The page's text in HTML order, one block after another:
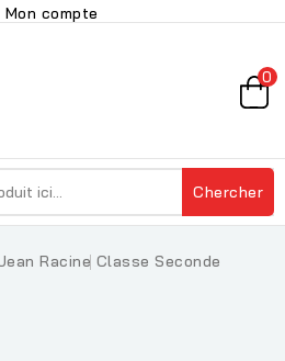
Mon compte
0
Chercher
Racine Classe Seconde